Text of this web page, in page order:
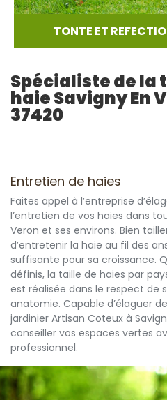
TONTE ET
Spécialiste de la
haie Savigny En
37420
Entretien de haies
Faites appel à l’entreprise
l’entretien de vos haies dans
Veron et ses environs. Bien
d’entretenir la haie au fil des
suffisante pour sa croissance.
définis, la taille de haies par
est réalisée dans le respect de
anatomie. Capable d’élaguer
jardinier Artisan Coteux à
conseiller vos espaces vertes
professionnel.